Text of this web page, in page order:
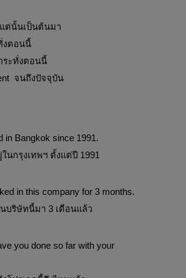
แต่นั้นเป็นต้นมา
งตอนนี้
ระทั่งตอนนี้
จนถึงปัจจุบัน
in Bangkok since 1991.
นกรุงเทพฯ ตั้งแต่ปี 1991
in this company for 3 months.
บริษัทนี้มา 3 เดือนแล้ว
you done so far with your